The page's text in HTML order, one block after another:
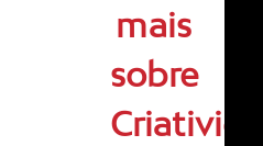
mais
sobre